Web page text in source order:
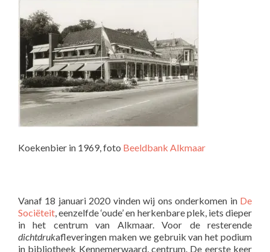
Koekenbier in 1969, foto Beeldbank Alkmaar
Vanaf 18 januari 2020 vinden wij ons onderkomen in De
Sociëteit, eenzelfde ‘oude’ en herkenbare plek, iets dieper
in het centrum van Alkmaar. Voor de resterende
dichtdrukafleveringen maken we gebruik van het podium
in bibliotheek Kennemerwaard, centrum. De eerste keer